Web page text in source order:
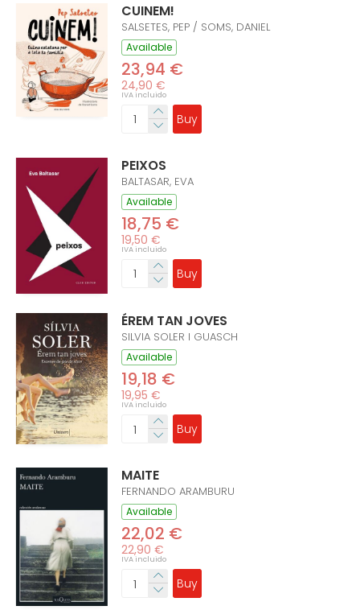
CUINEM!
SALSETES, PEP / SOMS, DANIEL
Available
23,94 €
24,90 €
IVA incluido
Buy
PEIXOS
BALTASAR, EVA
Available
18,75 €
19,50 €
IVA incluido
Buy
ÉREM TAN JOVES
SILVIA SOLER I GUASCH
Available
19,18 €
19,95 €
IVA incluido
Buy
MAITE
FERNANDO ARAMBURU
Available
22,02 €
22,90 €
IVA incluido
Buy